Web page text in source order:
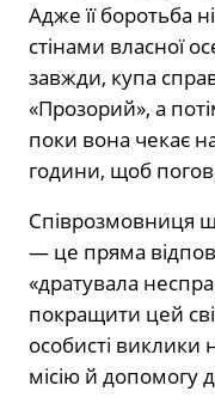
Адже її боротьба
стінами власної
завжди, купа
«Прозорий», а
поки вона чекає
години, щоб
Співрозмовниця
— це пряма
«дратувала
покращити цей
особисті виклики
місію й допомогу